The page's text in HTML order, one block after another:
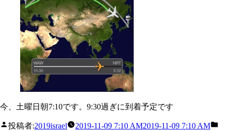
今、土曜日朝7:10です。9:30過ぎに到着予定です
投稿者:2019israel 2019-11-09 7:10 AM2019-11-09 7:10 AM